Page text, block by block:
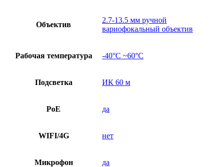
Объектив
2.7-13.5 мм ручной
вариофокальный объектив
Рабочая температура -40°C ~60°C
Подсветка ИК 60 м
PoE да
WIFI/4G нет
Микрофон да